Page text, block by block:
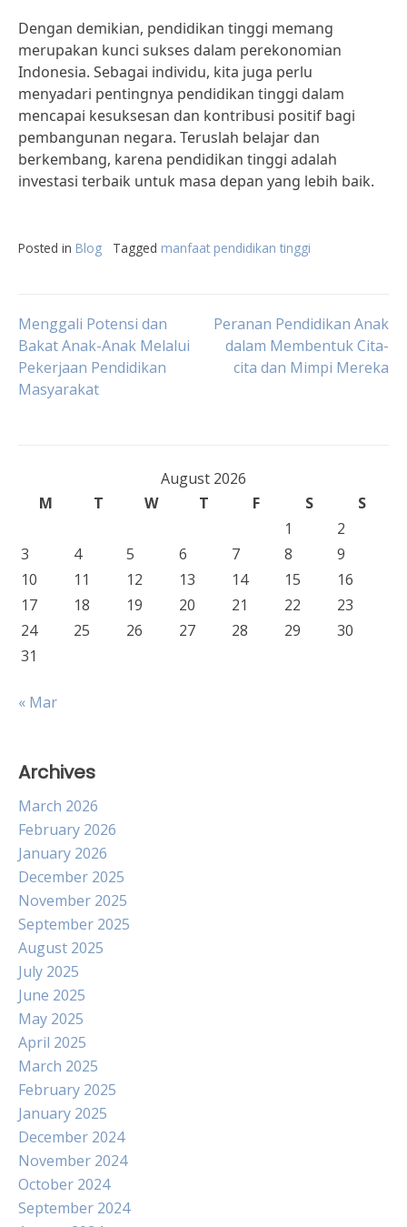
Dengan demikian, pendidikan tinggi memang
merupakan kunci sukses dalam perekonomian
Indonesia. Sebagai individu, kita juga perlu
menyadari pentingnya pendidikan tinggi dalam
mencapai kesuksesan dan kontribusi positif bagi
pembangunan negara. Teruslah belajar dan
berkembang, karena pendidikan tinggi adalah
investasi terbaik untuk masa depan yang lebih baik.
Posted in Blog Tagged manfaat pendidikan tinggi
Post
navigation
Menggali Potensi dan
Bakat Anak-Anak Melalui
Pekerjaan Pendidikan
Masyarakat
Peranan Pendidikan Anak
dalam Membentuk Cita-
cita dan Mimpi Mereka
August 2026
M
T W T F S
S
1
2
3
4 5 6 7 8
9
10
11 12 13 14 15
16
17
18 19 20 21 22
23
24
25 26 27 28 29
30
31
« Mar
Archives
March 2026
February 2026
January 2026
December 2025
November 2025
September 2025
August 2025
July 2025
June 2025
May 2025
April 2025
March 2025
February 2025
January 2025
December 2024
November 2024
October 2024
September 2024